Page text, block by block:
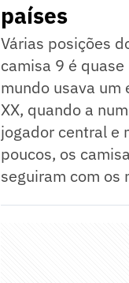
países
Várias posições
camisa 9 é
mundo usava
XX, quando a
jogador central e
poucos, os
seguiram com os